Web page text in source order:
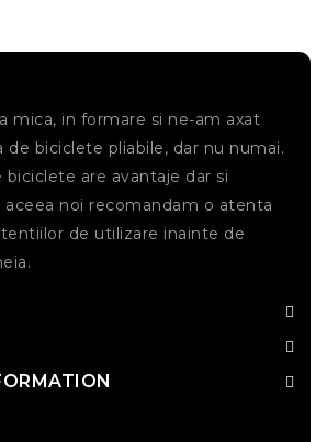
mica, in formare si ne-am axat
de biciclete pliabile, dar nu numai.
are avantaje dar si
aceea noi recomandam o atenta
de utilizare inainte de